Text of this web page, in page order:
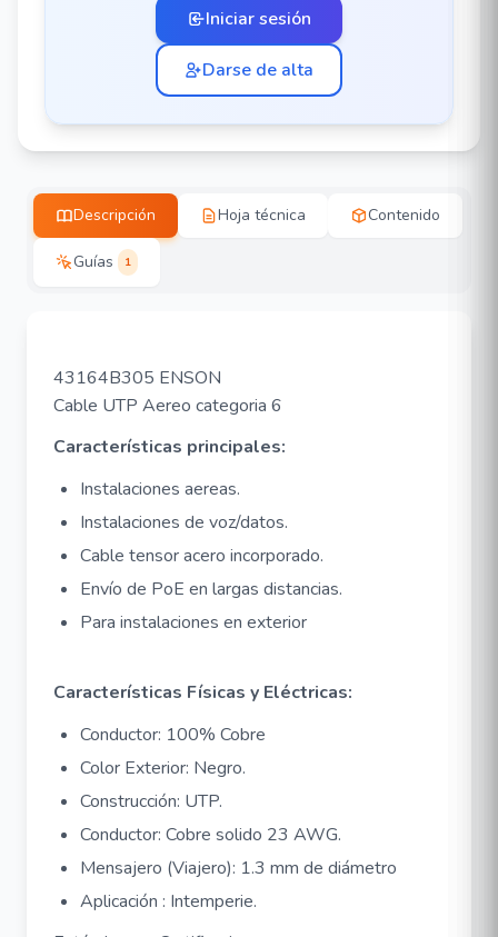
Iniciar sesión
Darse de alta
Descripción Hoja técnica Contenido
Guías 1
43164B305 ENSON
Cable UTP Aereo categoria 6
Características principales:
Instalaciones aereas.
Instalaciones de voz/datos.
Cable tensor acero incorporado.
Envío de PoE en largas distancias.
Para instalaciones en exterior
Características Físicas y Eléctricas:
Conductor: 100% Cobre
Color Exterior: Negro.
Construcción: UTP.
Conductor: Cobre solido 23 AWG.
Mensajero (Viajero): 1.3 mm de diámetro
Aplicación : Intemperie.